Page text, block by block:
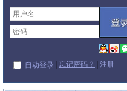
自动登录 | 忘记密码？ | 注册